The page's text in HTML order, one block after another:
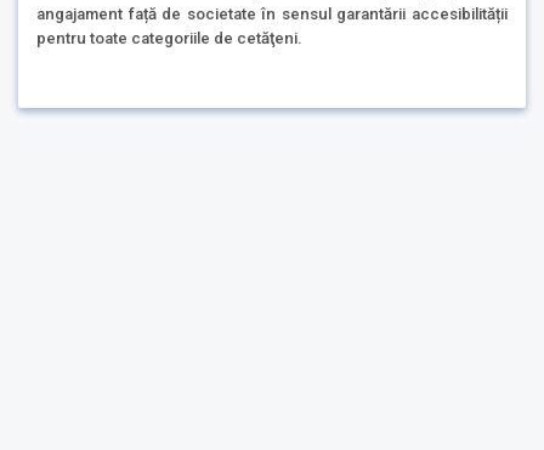
angajament față de societate în sensul garantării accesibilității
pentru toate categoriile de cetăţeni.